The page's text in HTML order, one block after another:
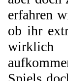
erfahren
ob ihr
wirklich